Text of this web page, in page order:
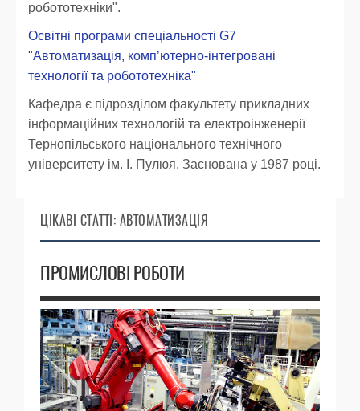
робототехніки".
Освітні програми спеціальності G7
"Автоматизація, комп’ютерно-інтегровані
технології та робототехніка"
Кафедра є підрозділом факультету прикладних
інформаційних технологій та електроінженерії
Тернопільського національного технічного
університету ім. І. Пулюя. Заснована у 1987 році.
ЦІКАВІ СТАТТІ: АВТОМАТИЗАЦІЯ
ПРОМИСЛОВІ РОБОТИ